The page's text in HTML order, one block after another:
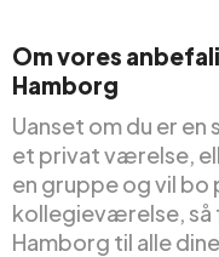
Om vores
Hamborg
Uanset om du er
et privat værelse,
en gruppe og vil
kollegieværelse, så
Hamborg til alle